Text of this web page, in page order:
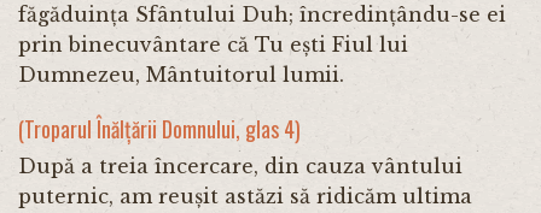
făgăduința Sfântului Duh; încredințându-se ei
prin binecuvântare că Tu ești Fiul lui
Dumnezeu, Mântuitorul lumii.
(Troparul Înălțării Domnului, glas 4)
După a treia încercare, din cauza vântului
puternic, am reușit astăzi să ridicăm ultima